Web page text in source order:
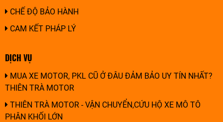
CHẾ ĐỘ BẢO HÀNH
CAM KẾT PHÁP LÝ
DỊCH VỤ
MUA XE MOTOR, PKL CŨ Ở ĐÂU ĐẢM BẢO UY TÍN NHẤT?
THIÊN TRÀ MOTOR
THIÊN TRÀ MOTOR - VẬN CHUYỂN,CỨU HỘ XE MÔ TÔ
PHÂN KHỐI LỚN